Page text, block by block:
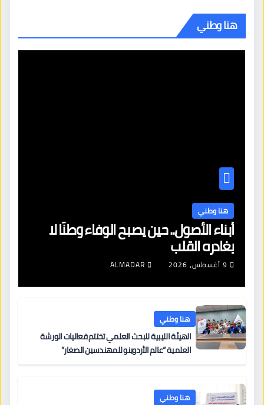
هنا وطني
هنا وطني
أبناء الأصول.. حين يصبح الوفاء وطنًا لا
يغادره القلب
9 أغسطس، 2026 ALMADAR
هنا وطني
الهيئة الليبية للبحث العلمي تختتم فعاليات الورشة
العلمية “عالم الأردوينو للمهندسين الصغار”
هنا وطني